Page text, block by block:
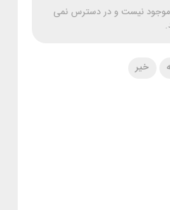
موجود نیست و در دسترس نمی
خیر